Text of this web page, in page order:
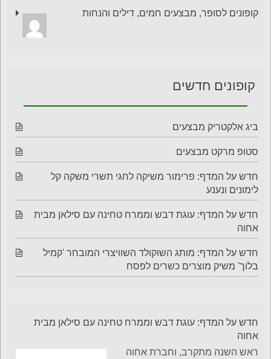
קופונים לסופר, מבצעים חמים, דילים והנחות
קופונים חדשים
ביג אלקטריק מבצעים
סטופ מרקט מבצעים
חדש על המדף: פרימור משיקה לחגי תשרי משקה קל
לימונים ונענע
חדש על המדף: עוגת דבש וממרח טחינה עם סילאן מבית
אחוה
חדש על המדף: מותג השוקולד השוויצרי המובחר 'קמיל
בלוך' משיק מוצרים כשרים לפסח
חדש על המדף: עוגת דבש וממרח טחינה עם סילאן מבית
אחוה
ראש השנה מתקרב, וחברת אחוה